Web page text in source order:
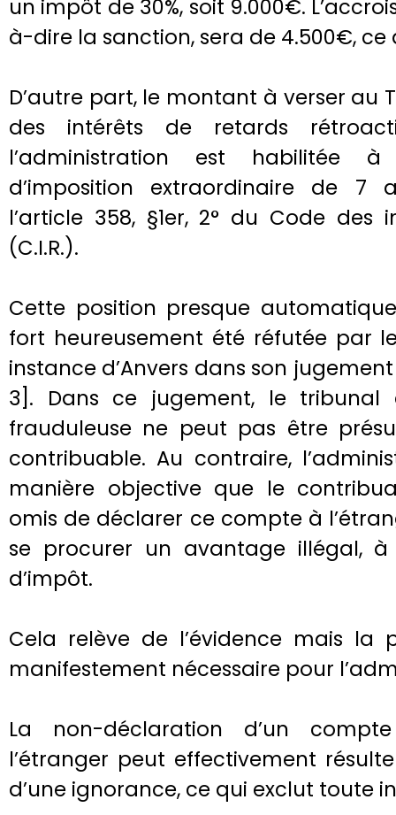
un impôt de 30%, soit 9.000€.
à-dire la sanction, sera de 4.500€,
D’autre part, le montant à verser au
des intérêts de retards
l’administration est habilitée
d’imposition extraordinaire de 7
l’article 358, §1er, 2° du Code des
(C.I.R.).
Cette position presque
fort heureusement été réfutée par
instance d’Anvers dans son
3]. Dans ce jugement, le tribunal
frauduleuse ne peut pas être
contribuable. Au contraire,
manière objective que le
omis de déclarer ce compte à
se procurer un avantage illégal,
d’impôt.
Cela relève de l’évidence mais la
manifestement nécessaire pour
La non-déclaration d’un
l’étranger peut effectivement
d’une ignorance, ce qui exclut toute